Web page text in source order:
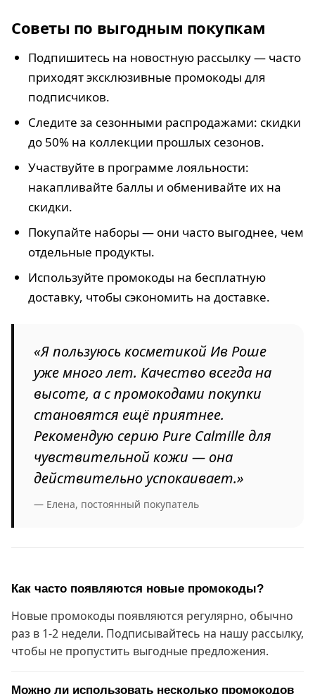
Советы по выгодным покупкам
Подпишитесь на новостную рассылку — часто
приходят эксклюзивные промокоды для
подписчиков.
Следите за сезонными распродажами: скидки
до 50% на коллекции прошлых сезонов.
Участвуйте в программе лояльности:
накапливайте баллы и обменивайте их на
скидки.
Покупайте наборы — они часто выгоднее, чем
отдельные продукты.
Используйте промокоды на бесплатную
доставку, чтобы сэкономить на доставке.
«Я пользуюсь косметикой Ив Роше
уже много лет. Качество всегда на
высоте, а с промокодами покупки
становятся ещё приятнее.
Рекомендую серию Pure Calmille для
чувствительной кожи — она
действительно успокаивает.»
— Елена, постоянный покупатель
Как часто появляются новые промокоды?
Новые промокоды появляются регулярно, обычно
раз в 1-2 недели. Подписывайтесь на нашу рассылку,
чтобы не пропустить выгодные предложения.
Можно ли использовать несколько промокодов